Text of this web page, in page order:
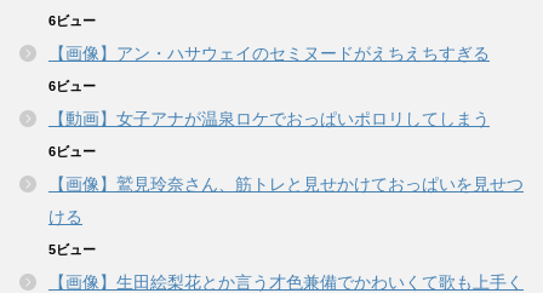
6ビュー
【画像】アン・ハサウェイのセミヌードがえちえちすぎる
6ビュー
【動画】女子アナが温泉ロケでおっぱいポロリしてしまう
6ビュー
【画像】鷲見玲奈さん、筋トレと見せかけておっぱいを見せつ
ける
5ビュー
【画像】生田絵梨花とか言う才色兼備でかわいくて歌も上手く